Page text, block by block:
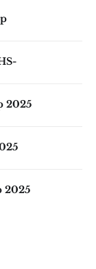
2025
2025